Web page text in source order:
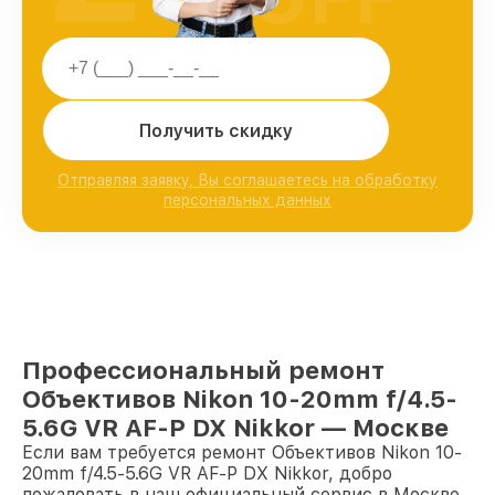
Получить скидку
Отправляя заявку, Вы соглашаетесь на обработку
персональных данных
Профессиональный ремонт
Объективов Nikon 10-20mm f/4.5-
5.6G VR AF-P DX Nikkor — Москве
Если вам требуется ремонт Объективов Nikon 10-
20mm f/4.5-5.6G VR AF-P DX Nikkor, добро